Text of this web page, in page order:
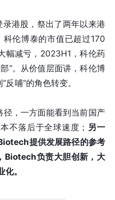
港股，祭出了两年以来港
科伦博泰的市值已超过170
幅减亏，2023H1，科伦药
”。从价值层面讲，科伦博
反哺”的角色转变。
径，一方面能看到当前国产
不落后于全球速度； 另一
提供发展路径的参考
负责大胆创新，大
。